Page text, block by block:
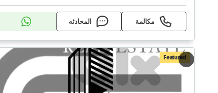
مكالمة المحادثه
Featured